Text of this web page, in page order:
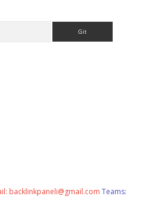
backlinkpaneli@gmail.com Teams: